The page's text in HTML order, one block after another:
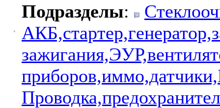
Подразделы: